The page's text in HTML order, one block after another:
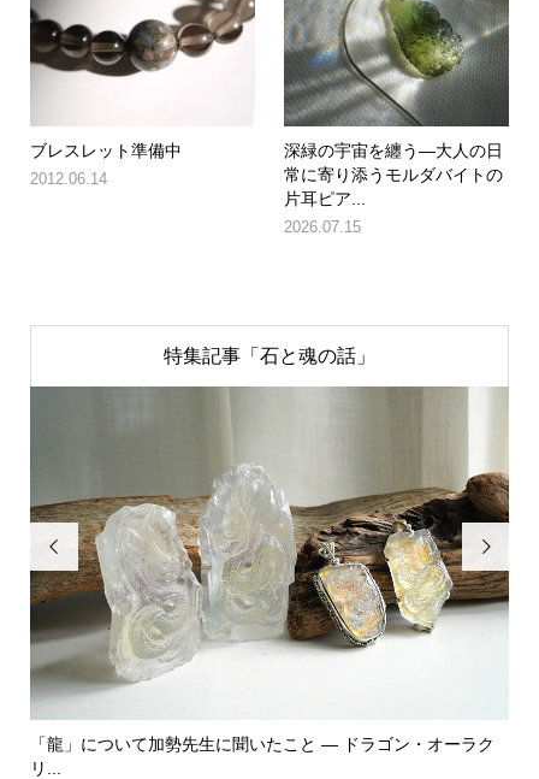
ブレスレット準備中
2012.06.14
深緑の宇宙を纏う―大人の日
常に寄り添うモルダバイトの
片耳ピア...
2026.07.15
特集記事「石と魂の話」

ーラク
「飾る」から「使う」へ。鉱物と植物が織りなす贅沢なフラ
